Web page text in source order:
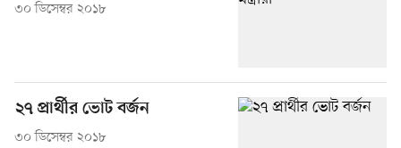
৩০ ডিসেম্বর ২০১৮
২৭ প্রার্থীর ভোট বর্জন
৩০ ডিসেম্বর ২০১৮